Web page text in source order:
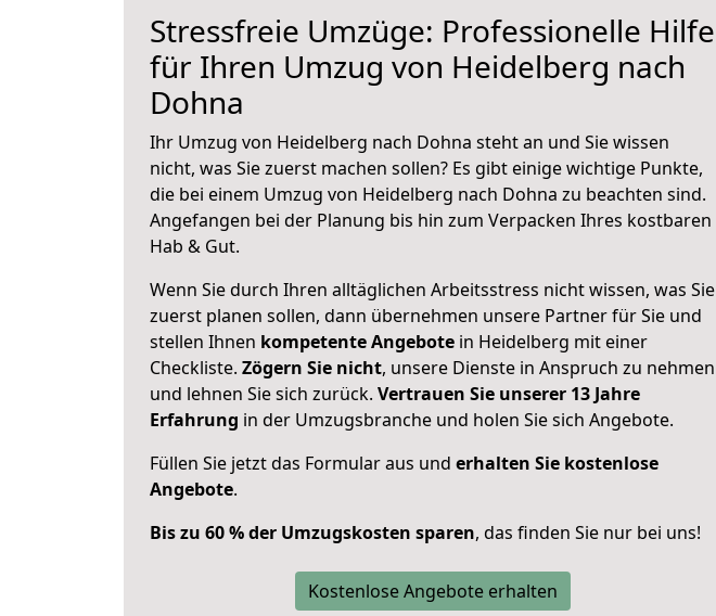
Stressfreie Umzüge: Professionelle Hilfe
für Ihren Umzug von Heidelberg nach
Dohna
Ihr Umzug von Heidelberg nach Dohna steht an und Sie wissen
nicht, was Sie zuerst machen sollen? Es gibt einige wichtige Punkte,
die bei einem Umzug von Heidelberg nach Dohna zu beachten sind.
Angefangen bei der Planung bis hin zum Verpacken Ihres kostbaren
Hab & Gut.
Wenn Sie durch Ihren alltäglichen Arbeitsstress nicht wissen, was Sie
zuerst planen sollen, dann übernehmen unsere Partner für Sie und
stellen Ihnen kompetente Angebote in Heidelberg mit einer
Checkliste. Zögern Sie nicht, unsere Dienste in Anspruch zu nehmen
und lehnen Sie sich zurück. Vertrauen Sie unserer 13 Jahre
Erfahrung in der Umzugsbranche und holen Sie sich Angebote.
Füllen Sie jetzt das Formular aus und erhalten Sie kostenlose
Angebote.
Bis zu 60 % der Umzugskosten sparen, das finden Sie nur bei uns!
Kostenlose Angebote erhalten